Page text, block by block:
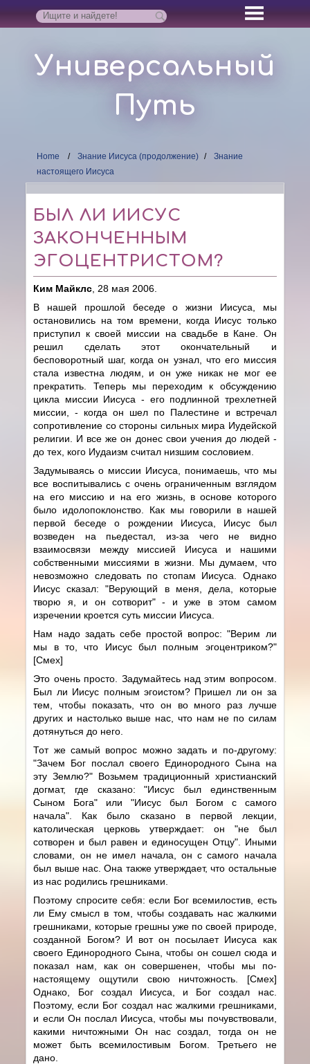
Универсальный
Путь
Home Знание Иисуса (продолжение)
Знание
настоящего Иисуса
БЫЛ ЛИ ИИСУС
ЗАКОНЧЕННЫМ
ЭГОЦЕНТРИСТОМ?
Ким Майклс , 28 мая 2006.
В нашей прошлой беседе о жизни Иисуса, мы
остановились на том времени, когда Иисус только
приступил к своей миссии на свадьбе в Кане. Он
решил сделать этот окончательный и
бесповоротный шаг, когда он узнал, что его миссия
стала известна людям, и он уже никак не мог ее
прекратить. Теперь мы переходим к обсуждению
цикла миссии Иисуса - его подлинной трехлетней
миссии, - когда он шел по Палестине и встречал
сопротивление со стороны сильных мира Иудейской
религии. И все же он донес свои учения до людей -
до тех, кого Иудаизм считал низшим сословием.
Задумываясь о миссии Иисуса, понимаешь, что мы
все воспитывались с очень ограниченным взглядом
на его миссию и на его жизнь, в основе которого
было идолопоклонство. Как мы говорили в нашей
первой беседе о рождении Иисуса, Иисус был
возведен на пьедестал, из-за чего не видно
взаимосвязи между миссией Иисуса и нашими
собственными миссиями в жизни. Мы думаем, что
невозможно следовать по стопам Иисуса. Однако
Иисус сказал: "Верующий в меня, дела, которые
творю я, и он сотворит" - и уже в этом самом
изречении кроется суть миссии Иисуса.
Нам надо задать себе простой вопрос: "Верим ли
мы в то, что Иисус был полным эгоцентриком?"
[Смех]
Это очень просто. Задумайтесь над этим вопросом.
Был ли Иисус полным эгоистом? Пришел ли он за
тем, чтобы показать, что он во много раз лучше
других и настолько выше нас, что нам не по силам
дотянуться до него.
Тот же самый вопрос можно задать и по-другому:
"Зачем Бог послал своего Единородного Сына на
эту Землю?" Возьмем традиционный христианский
догмат, где сказано: "Иисус был единственным
Сыном Бога" или "Иисус был Богом с самого
начала". Как было сказано в первой лекции,
католическая церковь утверждает: он "не был
сотворен и был равен и единосущен Отцу". Иными
словами, он не имел начала, он с самого начала
был выше нас. Она также утверждает, что остальные
из нас родились грешниками.
Поэтому спросите себя: если Бог всемилостив, есть
ли Ему смысл в том, чтобы создавать нас жалкими
грешниками, которые грешны уже по своей природе,
созданной Богом? И вот он посылает Иисуса как
своего Единородного Сына, чтобы он сошел сюда и
показал нам, как он совершенен, чтобы мы по-
настоящему ощутили свою ничтожность. [Смех]
Однако, Бог создал Иисуса, и Бог создал нас.
Поэтому, если Бог создал нас жалкими грешниками,
и если Он послал Иисуса, чтобы мы почувствовали,
какими ничтожными Он нас создал, тогда он не
может быть всемилостивым Богом. Третьего не
дано.